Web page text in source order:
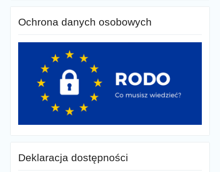
Ochrona danych osobowych
Deklaracja dostępności